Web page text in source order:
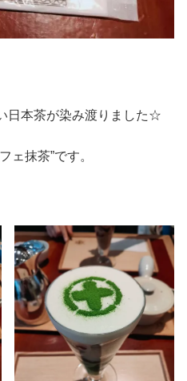
日本茶が染み渡りました☆
ェ抹茶”です。